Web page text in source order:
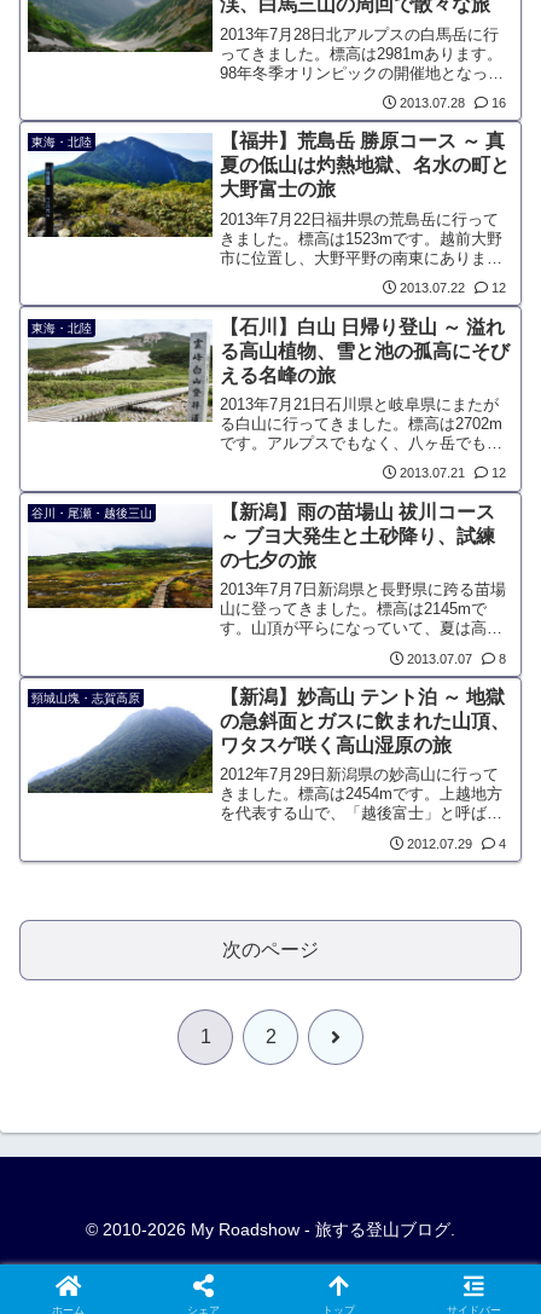
渓、白馬三山の周回で散々な旅
2013年7月28日北アルプスの白馬岳に行
ってきました。標高は2981mあります。
98年冬季オリンピックの開催地となった
ことで知名度は高く、登山やウィンター
スポーツをしない人でも知られている地
域ではないでしょうか。広大な北アルプ
スの北東部に位置し、日本海に程近い場
所にあります。
2013.07.28 16
東海・北陸
【福井】荒島岳 勝原コース ～ 真
夏の低山は灼熱地獄、名水の町と
大野富士の旅
2013年7月22日福井県の荒島岳に行って
きました。標高は1523mです。越前大野
市に位置し、大野平野の南東にありま
す。独立峰であるため、別名「大野富
士」とも呼ばれています。作者の故郷と
言うことで、たぶん贔屓目で日本百名山
に選ばれていることから、全国各地から
登山者が訪れます。
2013.07.22 12
東海・北陸
【石川】白山 日帰り登山 ～ 溢れ
る高山植物、雪と池の孤高にそび
える名峰の旅
2013年7月21日石川県と岐阜県にまたが
る白山に行ってきました。標高は2702m
です。アルプスでもなく、八ヶ岳でもな
く、北陸地方の孤高にそびえる高山で
す。白山と言えば、高山植物をおいて
は、語れない山です。花の名前に「ハク
サン」を冠する高山植物はとても多く、
雪解けの6月下旬から花のシーズンが始ま
ります。
2013.07.21 12
谷川・尾瀬・越後三山
【新潟】雨の苗場山 祓川コース
～ ブヨ大発生と土砂降り、試練
の七夕の旅
2013年7月7日新潟県と長野県に跨る苗場
山に登ってきました。標高は2145mで
す。山頂が平らになっていて、夏は高山
植物が咲く高層湿原があります。豪雪地
帯なので、雪が溶けるのは7月と遅く、遅
い春を迎える山です。
2013.07.07 8
頸城山塊・志賀高原
【新潟】妙高山 テント泊 ～ 地獄
の急斜面とガスに飲まれた山頂、
ワタスゲ咲く高山湿原の旅
2012年7月29日新潟県の妙高山に行って
きました。標高は2454mです。上越地方
を代表する山で、「越後富士」と呼ばれ
ています。市の名前、観光地の名称に使
用され、とてもブランド力の高い山で
2012.07.29 4
次のページ
1 2 次
© 2010-2026 My Roadshow - 旅する登山ブログ.
ホーム シェア トップ サイドバー